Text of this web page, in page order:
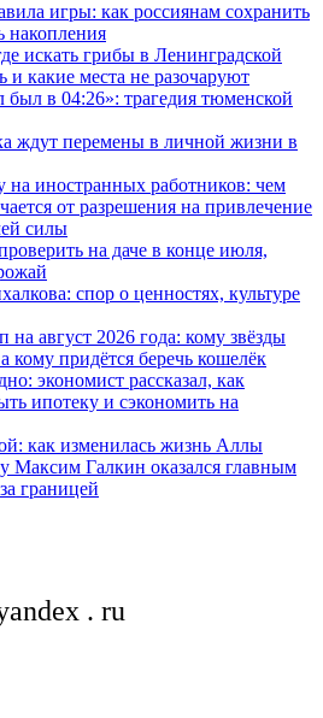
игры: как россиянам сохранить
накопления
искать грибы в Ленинградской
и какие места не разочаруют
был в 04:26»: трагедия тюменской
ждут перемены в личной жизни в
на иностранных работников: чем
от разрешения на привлечение
силы
на даче в конце июля,
спор о ценностях, культуре
август 2026 года: кому звёзды
кому придётся беречь кошелёк
экономист рассказал, как
ипотеку и сэкономить на
как изменилась жизнь Аллы
Максим Галкин оказался главным
границей
. ru